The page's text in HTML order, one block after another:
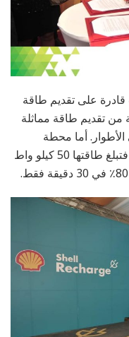
على تقديم طاقة
من تقديم طاقة مماثلة
أما محطة
الشحن المركزة في محطة شال PK28 فتبلغ طاقتها 50 كيلو واط